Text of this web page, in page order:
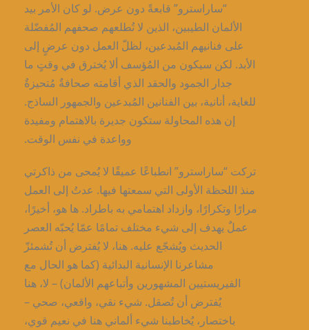
“ساراسترو” قابعةً دون عرض. لو كان الأمر بيد
الألمان الطيبين، الذين لا تُطلعهم صحفهم المُفضّلة
على فنانيهم المُبدعين، لظلّ العمل دون عرضٍ إلى
الأبد. لكن سيكون من المُؤسف ألا يُخترق في وقتٍ ما
جدار الجمود والحقد الذي أقامته صحافةٌ مُتحيزةٌ
للغاية، أنانية، بين الفنانين المُبدعين والجمهور الساذج.
إن هذه المحاولة ستكون جديرة بالاهتمام ومفيدة
وواعدة في نفس الوقت.
تركت “ساراسترو” انطباعًا عميقًا لا يُمحى من ذاكرتي
منذ اللحظة الأولى التي سمعتها فيها. عدتُ إلى العمل
مرارًا وتكرارًا، وازداد اهتمامي به باطراد. ها هو، أخيرًا،
عملٌ يهدف إلى شيء مختلف تمامًا عمّا يُحبّه العصر
الحديث ويُشجّع عليه. هنا، لا يُفترض أن تُشمئزّ
مشاعرنا الإنسانية البدائية (كما هو الحال مع
الفيريستيين المشهورين وأتباعهم الألمان) – لا، هنا
يُفترض أن تُصقل. شيء نقي، واقعي، صحي –
باختصار، يُخاطبنا شيء ألماني هنا في نعيم قوي،